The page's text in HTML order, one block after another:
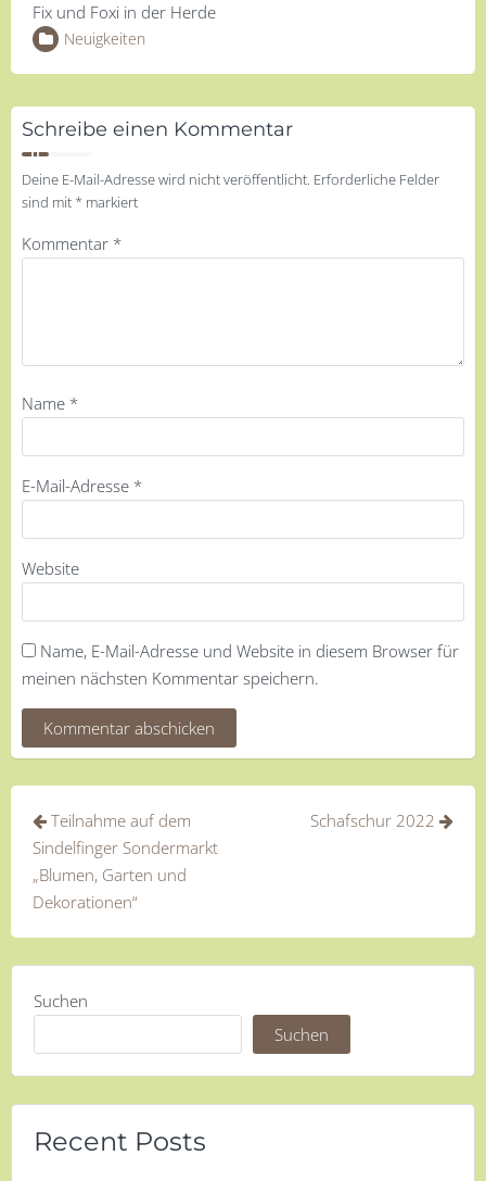
Fix und Foxi in der Herde
Neuigkeiten
Schreibe einen Kommentar
Deine E-Mail-Adresse wird nicht veröffentlicht. Erforderliche Felder
sind mit * markiert
Kommentar *
Name *
E-Mail-Adresse *
Website
Name, E-Mail-Adresse und Website in diesem Browser für
meinen nächsten Kommentar speichern.
Beitragsnavigation
Teilnahme auf dem
Sindelfinger Sondermarkt
„Blumen, Garten und
Dekorationen“
Schafschur 2022
Suchen
Suchen
Recent Posts